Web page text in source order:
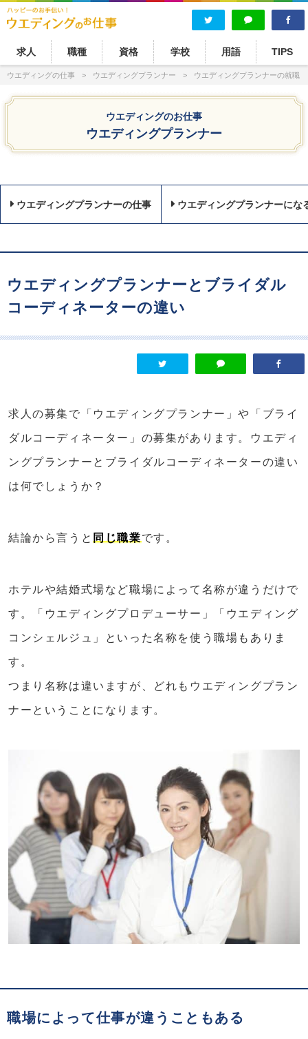
求人 職種 資格 学校 用語 TIPS
ウエディングの仕事 ウエディングプランナー ウエディングプランナーの就職
ウエディングのお仕事
ウエディングプランナー
ウエディングプランナーの仕事 ウエディングプランナーにな
ウエディングプランナーとブライダル
コーディネーターの違い
求人の募集で「ウエディングプランナー」や「ブライ
ダルコーディネーター」の募集があります。ウエディ
ングプランナーとブライダルコーディネーターの違い
は何でしょうか？
結論から言うと 同じ職業です。
ホテルや結婚式場など職場によって名称が違うだけで
す。「ウエディングプロデューサー」「ウエディング
コンシェルジュ」といった名称を使う職場もありま
す。
つまり名称は違いますが、どれもウエディングプラン
ナーということになります。
職場によって仕事が違うこともある